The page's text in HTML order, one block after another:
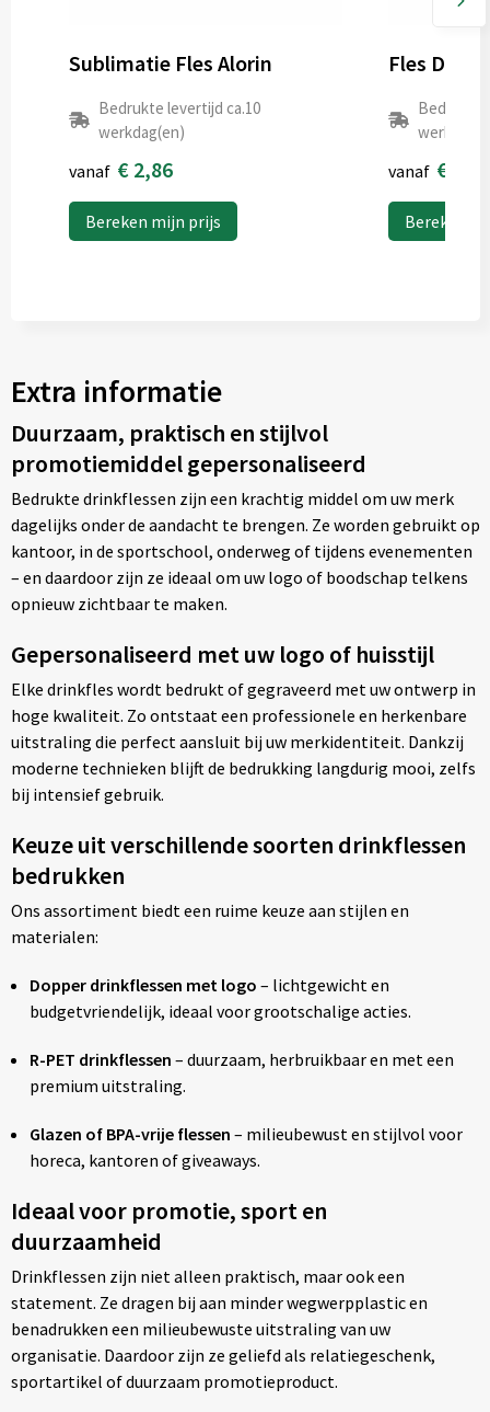
Sublimatie Fles Alorin
Bedrukte levertijd ca.10
werkdag(en)
vanaf € 2,86
Bereken mijn prijs
Fles
Bedrukte
vanaf €
Bereken
Extra informatie
Duurzaam, praktisch en stijlvol
promotiemiddel gepersonaliseerd
Bedrukte drinkflessen zijn een krachtig middel om uw merk
dagelijks onder de aandacht te brengen. Ze worden gebruikt op
kantoor, in de sportschool, onderweg of tijdens evenementen
– en daardoor zijn ze ideaal om uw logo of boodschap telkens
opnieuw zichtbaar te maken.
Gepersonaliseerd met uw logo of huisstijl
Elke drinkfles wordt bedrukt of gegraveerd met uw ontwerp in
hoge kwaliteit. Zo ontstaat een professionele en herkenbare
uitstraling die perfect aansluit bij uw merkidentiteit. Dankzij
moderne technieken blijft de bedrukking langdurig mooi, zelfs
bij intensief gebruik.
Keuze uit verschillende soorten drinkflessen
bedrukken
Ons assortiment biedt een ruime keuze aan stijlen en
materialen:
Dopper drinkflessen met logo – lichtgewicht en
budgetvriendelijk, ideaal voor grootschalige acties.
R-PET drinkflessen – duurzaam, herbruikbaar en met een
premium uitstraling.
Glazen of BPA-vrije flessen – milieubewust en stijlvol voor
horeca, kantoren of giveaways.
Ideaal voor promotie, sport en
duurzaamheid
Drinkflessen zijn niet alleen praktisch, maar ook een
statement. Ze dragen bij aan minder wegwerpplastic en
benadrukken een milieubewuste uitstraling van uw
organisatie. Daardoor zijn ze geliefd als relatiegeschenk,
sportartikel of duurzaam promotieproduct.